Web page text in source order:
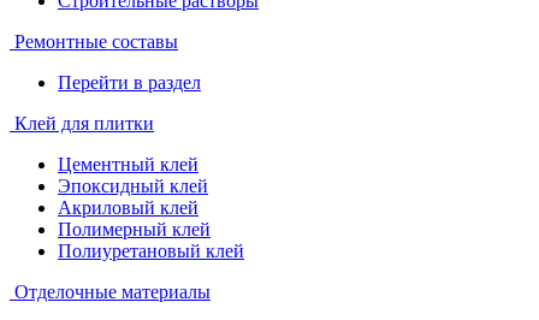
Ремонтные составы
Перейти в раздел
Клей для плитки
Цементный клей
Эпоксидный клей
Акриловый клей
Полимерный клей
Полиуретановый клей
Отделочные материалы